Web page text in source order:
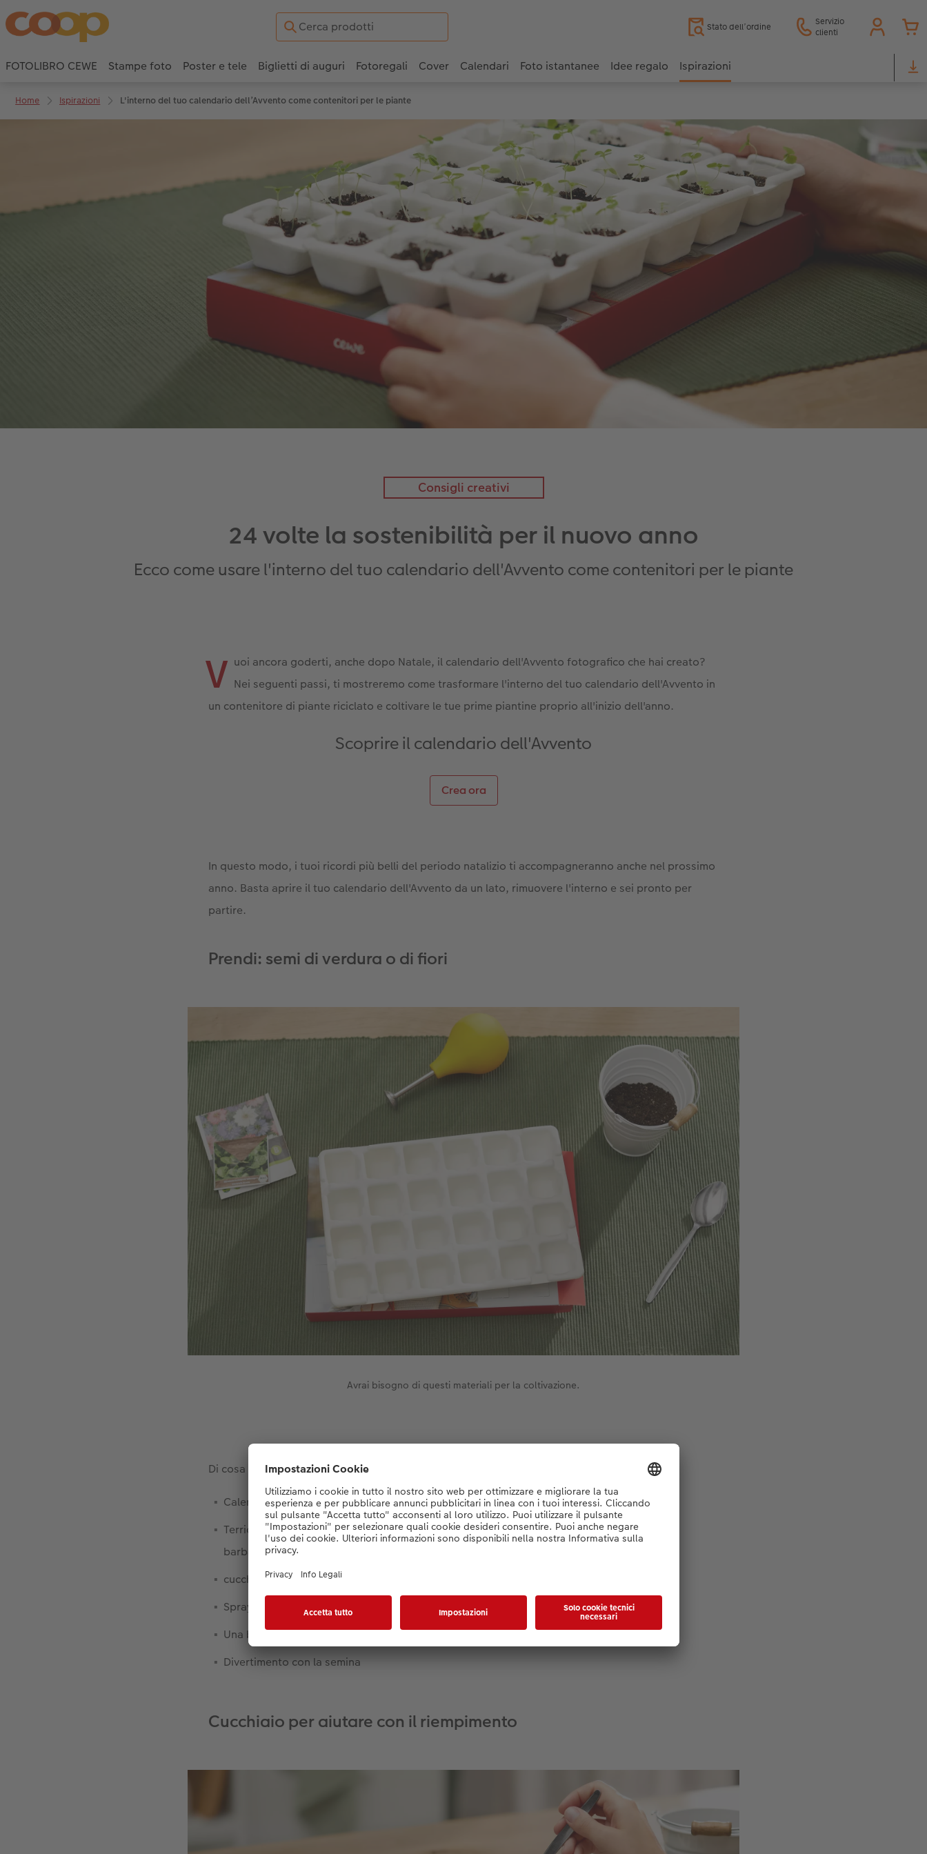
Stato dell’ordine
Servizio
clienti
FOTOLIBRO CEWE Stampe foto Poster e tele Biglietti di auguri Fotoregali Cover Calendari Foto istantanee Idee regalo Ispirazioni
Home Ispirazioni L'interno del tuo calendario dell’Avvento come contenitori per le piante
Consigli creativi
24 volte la sostenibilità per il nuovo anno
Ecco come usare l'interno del tuo calendario dell'Avvento come contenitori per le piante
V uoi ancora goderti, anche dopo Natale, il calendario dell'Avvento fotografico che hai creato?
Nei seguenti passi, ti mostreremo come trasformare l'interno del tuo calendario dell'Avvento in
un contenitore di piante riciclato e coltivare le tue prime piantine proprio all'inizio dell'anno.
Scoprire il calendario dell'Avvento
Crea ora
In questo modo, i tuoi ricordi più belli del periodo natalizio ti accompagneranno anche nel prossimo
anno. Basta aprire il tuo calendario dell'Avvento da un lato, rimuovere l'interno e sei pronto per
partire.
Prendi: semi di verdura o di fiori
Avrai bisogno di questi materiali per la coltivazione.
Di cosa hai bisogno:
Calendario dell'Avvento con foto di CEWE con parte interna sostenibile
Terriccio per piantare i semi che hai scelto, ti consigliamo di coltivare pomodori, lattuga,
barbabietole, cavolo rapa o piccoli fiori
cucchiaio
Spray o siringa per annaffiare
Una base impermeabile (per esempio un vassoio)
Divertimento con la semina
Cucchiaio per aiutare con il riempimento